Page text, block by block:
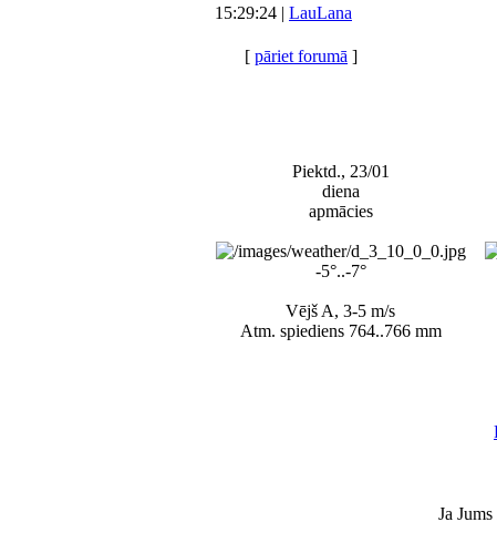
15:29:24 | LauLana
[ pāriet forumā ]
Piektd., 23/01
diena
apmācies
-5°..-7°
Vējš A, 3-5 m/s
Atm. spiediens 764..766 mm
Ja